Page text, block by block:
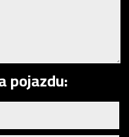
pojazdu: